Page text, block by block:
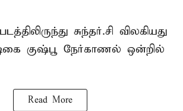
சுந்தர்.சி விலகியது
குஷ்பூ நேர்காணல் ஒன்றில்
Read More